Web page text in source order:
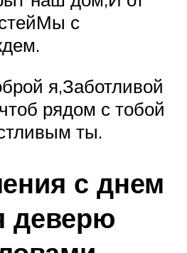
с
я,Заботливой
рядом с тобой
ты.
с днем
деверю